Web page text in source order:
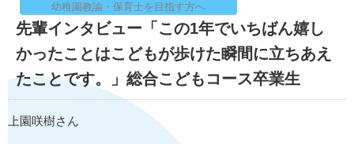
幼稚園教諭・保育士を目指す方へ
先輩インタビュー「この1年でいちばん嬉し
かったことはこどもが歩けた瞬間に立ちあえ
たことです。」総合こどもコース卒業生
上園咲樹さん